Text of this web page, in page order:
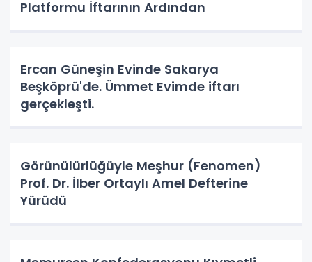
Platformu İftarının Ardından
Ercan Güneşin Evinde Sakarya
Beşköprü'de. Ümmet Evimde iftarı
gerçekleşti.
Görünülürlüğüyle Meşhur (Fenomen)
Prof. Dr. İlber Ortaylı Amel Defterine
Yürüdü